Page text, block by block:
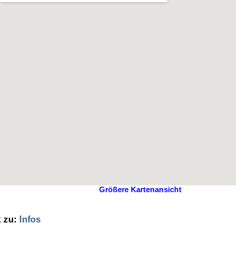
Größere Kartenansicht
zu: Infos